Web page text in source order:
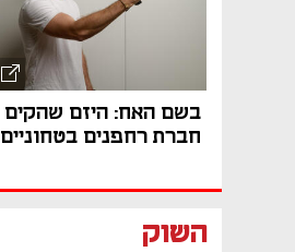
בשם האח: היזם שהקים
חברת רחפנים בטחוניים
השוק